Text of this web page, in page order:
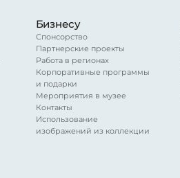
Бизнесу
Спонсорство
Партнерские проекты
Работа в регионах
Корпоративные программы
и подарки
Мероприятия в музее
Контакты
Использование
изображений из коллекции